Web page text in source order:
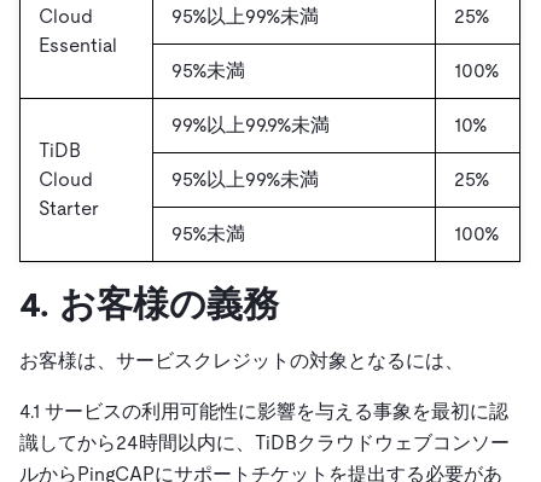
Cloud
Essential
95%以上99%未満 25%
95%未満 100%
TiDB
Cloud
Starter
99%以上99.9%未満 10%
95%以上99%未満 25%
95%未満 100%
4. お客様の義務
お客様は、サービスクレジットの対象となるには、
4.1 サービスの利用可能性に影響を与える事象を最初に認
識してから24時間以内に、TiDBクラウドウェブコンソー
ルからPingCAPにサポートチケットを提出する必要があ